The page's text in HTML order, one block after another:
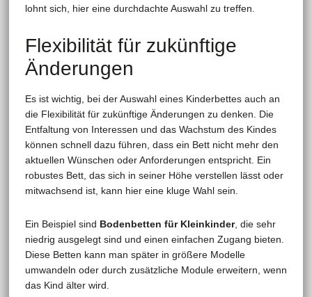
lohnt sich, hier eine durchdachte Auswahl zu treffen.
Flexibilität für zukünftige
Änderungen
Es ist wichtig, bei der Auswahl eines Kinderbettes auch an
die Flexibilität für zukünftige Änderungen zu denken. Die
Entfaltung von Interessen und das Wachstum des Kindes
können schnell dazu führen, dass ein Bett nicht mehr den
aktuellen Wünschen oder Anforderungen entspricht. Ein
robustes Bett, das sich in seiner Höhe verstellen lässt oder
mitwachsend ist, kann hier eine kluge Wahl sein.
Ein Beispiel sind Bodenbetten für Kleinkinder, die sehr
niedrig ausgelegt sind und einen einfachen Zugang bieten.
Diese Betten kann man später in größere Modelle
umwandeln oder durch zusätzliche Module erweitern, wenn
das Kind älter wird.